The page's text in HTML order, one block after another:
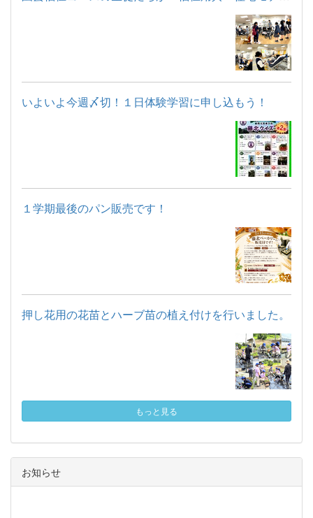
いよいよ今週〆切！１日体験学習に申し込もう！
１学期最後のパン販売です！
押し花用の花苗とハーブ苗の植え付けを行いました。
もっと見る
お知らせ